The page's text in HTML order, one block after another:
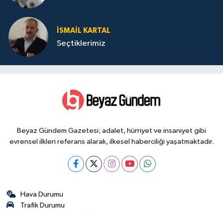
İSMAIL KARTAL
Seçtiklerimiz
Beyaz Gündem Gazetesi; adalet, hürriyet ve insaniyet gibi
evrensel ilkleri referans alarak, ilkesel haberciliği yaşatmaktadır.
Hava Durumu
Trafik Durumu